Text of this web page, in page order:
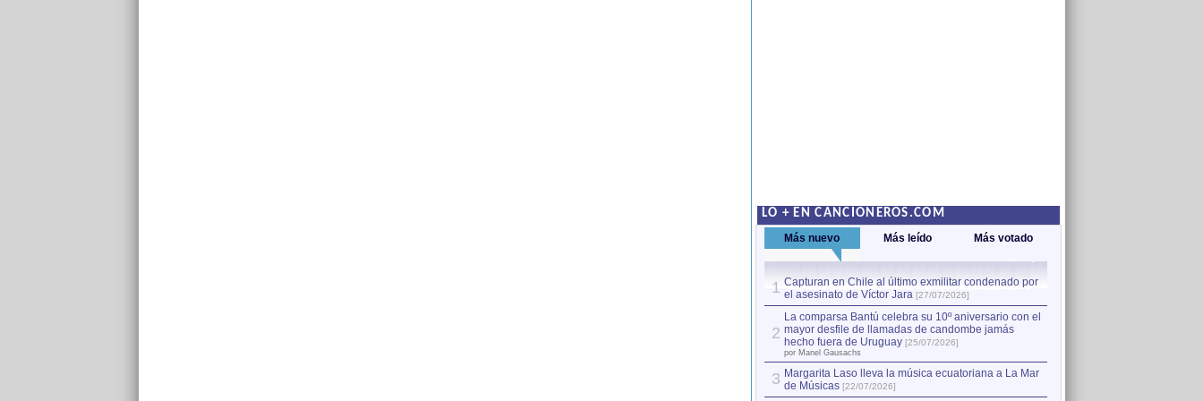
LO + EN CANCIONEROS.COM
Más nuevo Más leído Más votado
1 Capturan en Chile al último exmilitar condenado por
el asesinato de Víctor Jara [27/07/2026]
2
La comparsa Bantú celebra su 10º aniversario con el
mayor desfile de llamadas de candombe jamás
hecho fuera de Uruguay [25/07/2026]
por Manel Gausachs
3 Margarita Laso lleva la música ecuatoriana a La Mar
de Músicas [22/07/2026]